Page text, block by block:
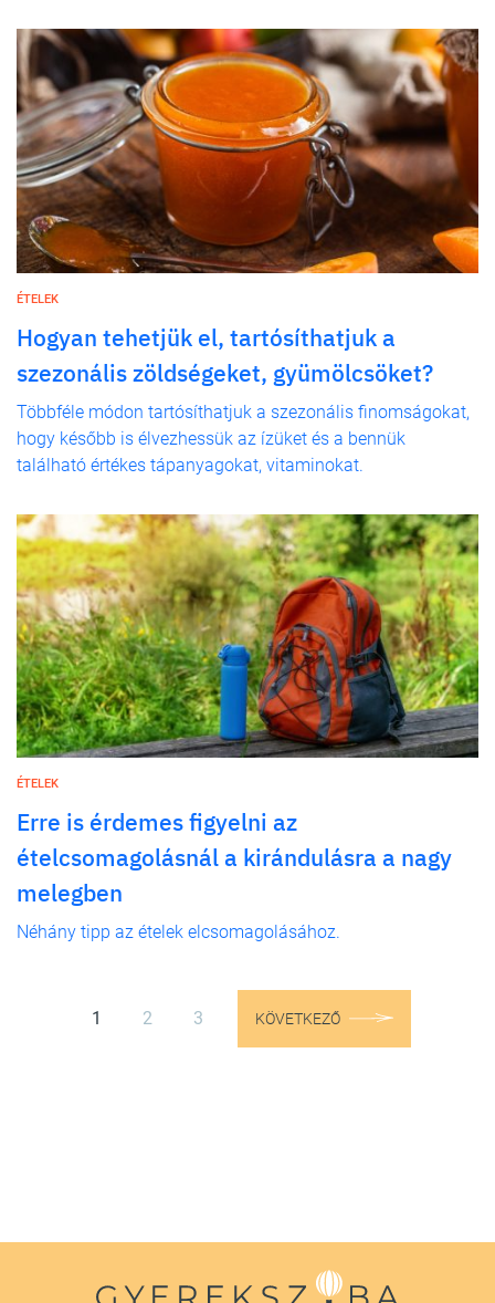
ÉTELEK
Hogyan tehetjük el, tartósíthatjuk a
szezonális zöldségeket, gyümölcsöket?
Többféle módon tartósíthatjuk a szezonális finomságokat,
hogy később is élvezhessük az ízüket és a bennük
található értékes tápanyagokat, vitaminokat.
ÉTELEK
Erre is érdemes figyelni az
ételcsomagolásnál a kirándulásra a nagy
melegben
Néhány tipp az ételek elcsomagolásához.
1 2 3 KÖVETKEZŐ